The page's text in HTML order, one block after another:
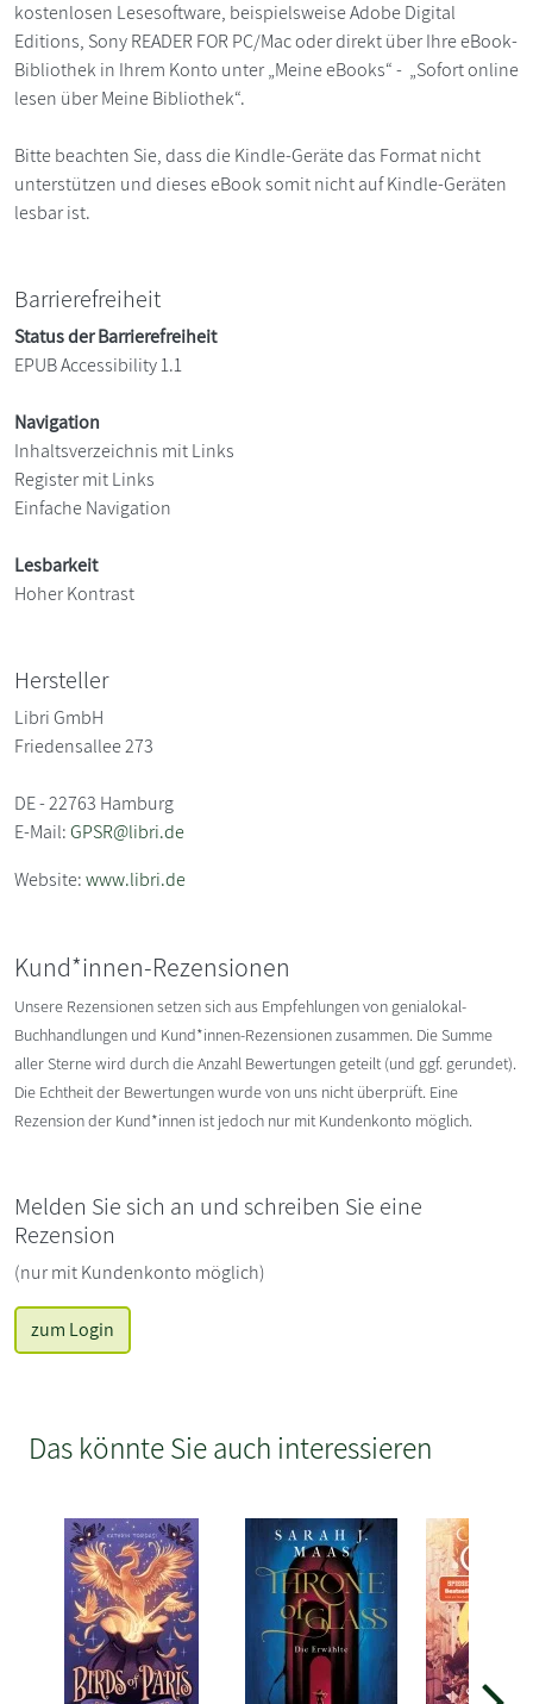
kostenlosen Lesesoftware, beispielsweise Adobe Digital
Editions, Sony READER FOR PC/Mac oder direkt über Ihre eBook-
Bibliothek in Ihrem Konto unter „Meine eBooks“ - „Sofort online
lesen über Meine Bibliothek“.
Bitte beachten Sie, dass die Kindle-Geräte das Format nicht
unterstützen und dieses eBook somit nicht auf Kindle-Geräten
lesbar ist.
Barrierefreiheit
Status der Barrierefreiheit
EPUB Accessibility 1.1
Navigation
Inhaltsverzeichnis mit Links
Register mit Links
Einfache Navigation
Lesbarkeit
Hoher Kontrast
Hersteller
Libri GmbH
Friedensallee 273
DE - 22763 Hamburg
E-Mail:GPSR@libri.de
Website:www.libri.de
Kund*innen-Rezensionen
Unsere Rezensionen setzen sich aus Empfehlungen von genialokal-
Buchhandlungen und Kund*innen-Rezensionen zusammen. Die Summe
aller Sterne wird durch die Anzahl Bewertungen geteilt (und ggf. gerundet).
Die Echtheit der Bewertungen wurde von uns nicht überprüft. Eine
Rezension der Kund*innen ist jedoch nur mit Kundenkonto möglich.
Melden Sie sich an und schreiben Sie eine
Rezension
(nur mit Kundenkonto möglich)
zum Login
Das könnte Sie auch interessieren